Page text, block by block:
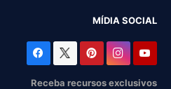
MÍDIA SOCIAL
Receba recursos exclusivos